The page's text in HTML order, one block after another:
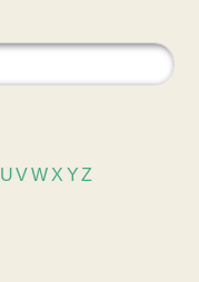
UVW X YZ